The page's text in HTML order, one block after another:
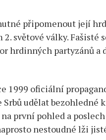
připomenout její
světové války. Fašisté
hrdinných partyzánů a
1999 oficiální
Srbů udělat
první pohled a
nestoudné lži